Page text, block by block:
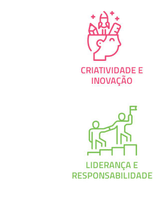
CRIATIVIDADE E
INOVAÇÃO
LIDERANÇA E
RESPONSABILIDADE